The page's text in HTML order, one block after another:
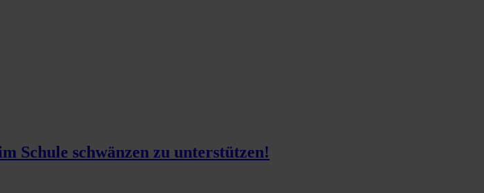
Schule schwänzen zu unterstützen!